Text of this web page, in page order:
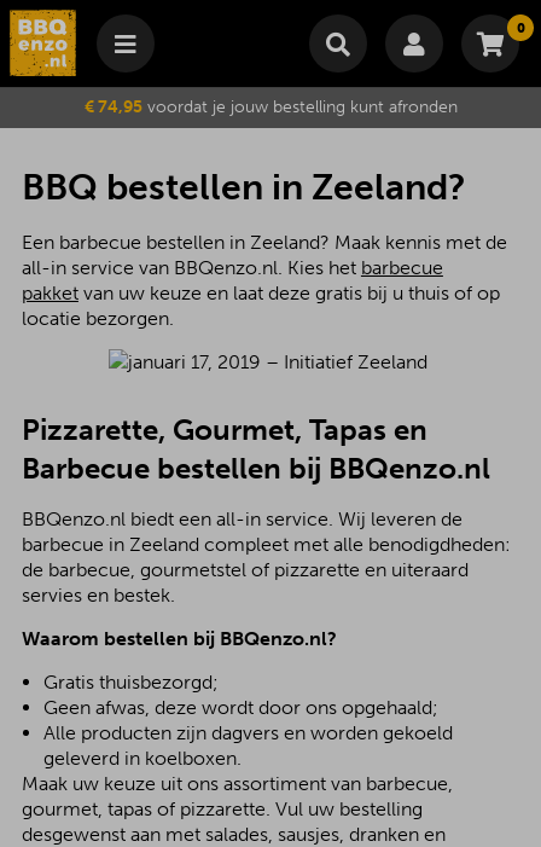
0
Winkelmand
Je winkelwagen is momenteel leeg.
Subtotaal €
Wijzig winkelmand Bestellen
€ 74,95voordat je jouw bestelling kunt afronden
BBQ bestellen in Zeeland?
Een barbecue bestellen in Zeeland? Maak kennis met de
all-in service van BBQenzo.nl. Kies het barbecue
pakketvan uw keuze en laat deze gratis bij u thuis of op
locatie bezorgen.
Pizzarette, Gourmet, Tapas en
Barbecue bestellen bij BBQenzo.nl
BBQenzo.nl biedt een all-in service. Wij leveren de
barbecue in Zeeland compleet met alle benodigdheden:
de barbecue, gourmetstel of pizzarette en uiteraard
servies en bestek.
Waarom bestellen bij BBQenzo.nl?
Gratis thuisbezorgd;
Geen afwas, deze wordt door ons opgehaald;
Alle producten zijn dagvers en worden gekoeld
geleverd in koelboxen.
Maak uw keuze uit ons assortiment van barbecue,
gourmet, tapas of pizzarette. Vul uw bestelling
desgewenst aan met salades, sausjes, dranken en